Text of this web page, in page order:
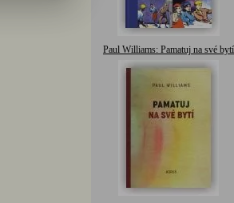
Paul Williams: Pamatuj na své bytí